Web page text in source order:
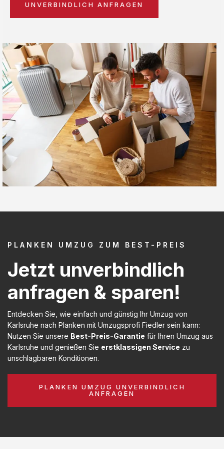
UNVERBINDLICH ANFRAGEN
PLANKEN UMZUG ZUM BEST-PREIS
Jetzt unverbindlich
anfragen & sparen!
Entdecken Sie, wie einfach und günstig Ihr Umzug von
Karlsruhe nach Planken mit Umzugsprofi Fiedler sein kann:
Nutzen Sie unsere Best-Preis-Garantie für Ihren Umzug aus
Karlsruhe und genießen Sie erstklassigen Service zu
unschlagbaren Konditionen.
PLANKEN UMZUG UNVERBINDLICH
ANFRAGEN